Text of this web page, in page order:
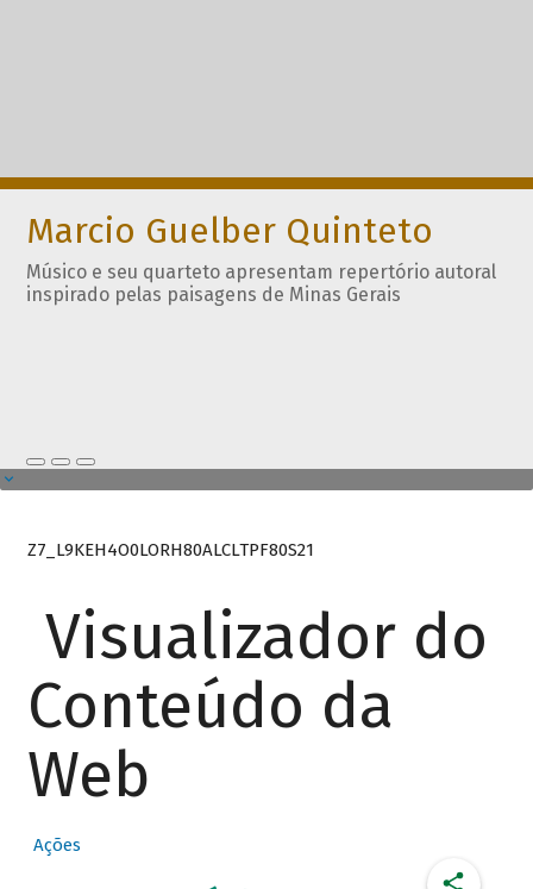
Marcio Guelber Quinteto
Músico e seu quarteto apresentam repertório autoral
inspirado pelas paisagens de Minas Gerais
Z7_L9KEH4O0LORH80ALCLTPF80S21
Visualizador do
Conteúdo da
Web
Ações